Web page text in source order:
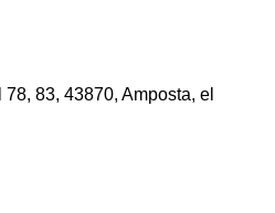
83, 43870, Amposta, el